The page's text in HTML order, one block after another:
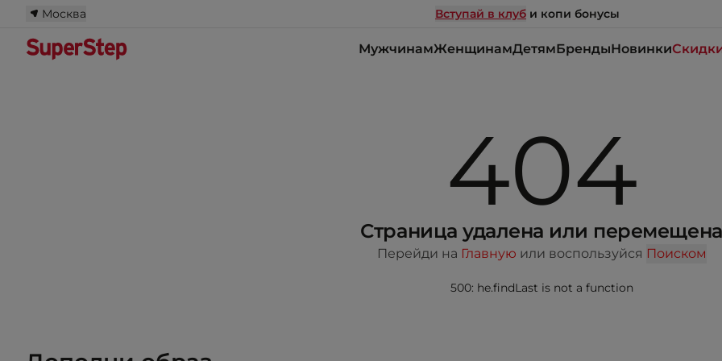
Москва Вступай в клуб и копи бонусы
МужчинамЖенщинамДетямБрендыНовинки
404
Страница удалена или перемещена
Перейди на Главную или воспользуйся Поиском
500: he.findLast is not a function